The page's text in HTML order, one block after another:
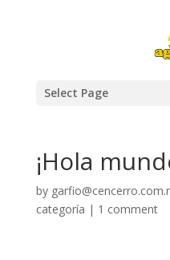
Select Page
¡Hola
by
categoría | 1 comment